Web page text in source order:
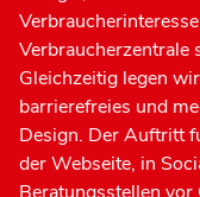
Verbraucherzentrale
Gleichzeitig legen
barrierefreies und
Design. Der Auftritt
der Webseite, in